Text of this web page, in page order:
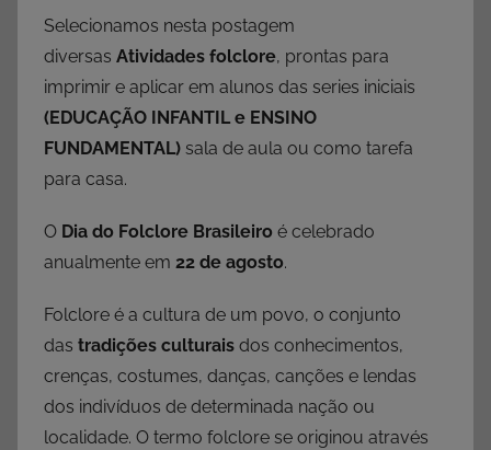
Selecionamos nesta postagem
diversas Atividades folclore, prontas para
imprimir e aplicar em alunos das series iniciais
(EDUCAÇÃO INFANTIL e ENSINO
FUNDAMENTAL) sala de aula ou como tarefa
para casa.
O Dia do Folclore Brasileiro é celebrado
anualmente em 22 de agosto.
Folclore é a cultura de um povo, o conjunto
das tradições culturais dos conhecimentos,
crenças, costumes, danças, canções e lendas
dos indivíduos de determinada nação ou
localidade. O termo folclore se originou através